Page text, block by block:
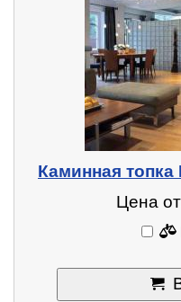
Каминная топка
Цена